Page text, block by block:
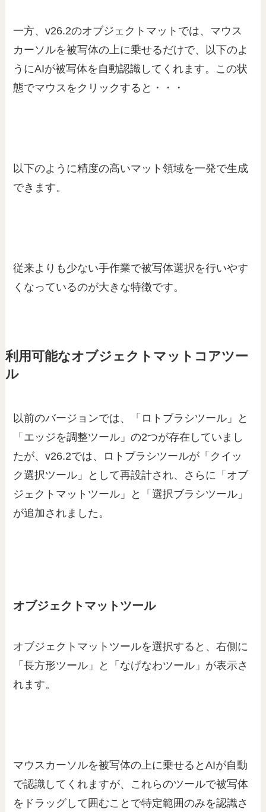
一方、v26.2のオブジェクトマットでは、マウス
カーソルを被写体の上に乗せるだけで、以下のよ
うにAIが被写体を自動認識してくれます。この状
態でマウスをクリックすると・・・
以下のように精度の高いマット領域を一発で生成
できます。
従来よりも少ない手作業で被写体選択を行いやす
くなっているのが大きな特徴です。
利用可能なオブジェクトマットコアツー
ル
以前のバージョンでは、「ロトブラシツール」と
「エッジを調整ツール」の2つが存在していまし
たが、v26.2では、ロトブラシツールが「クイッ
ク選択ツール」として再設計され、さらに「オブ
ジェクトマットツール」と「選択ブラシツール」
が追加されました。
オブジェクトマットツール
オブジェクトマットツールを選択すると、右側に
「長方形ツール」と「なげなわツール」が表示さ
れます。
マウスカーソルを被写体の上に乗せるとAIが自動
で認識してくれますが、これらのツールで被写体
をドラッグして囲むことで特定範囲のみを認識さ